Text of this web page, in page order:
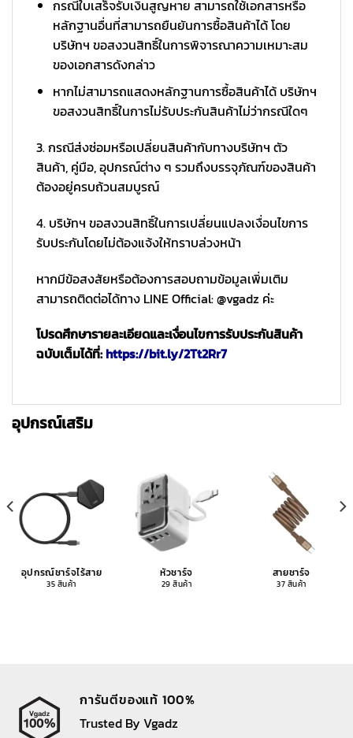
กรณีใบเสร็จรับเงินสูญหาย สามารถใช้เอกสารหรือ
หลักฐานอื่นที่สามารถยืนยันการซื้อสินค้าได้ โดย
บริษัทฯ ขอสงวนสิทธิ์ในการพิจารณาความเหมาะสม
ของเอกสารดังกล่าว
หากไม่สามารถแสดงหลักฐานการซื้อสินค้าได้ บริษัทฯ
ขอสงวนสิทธิ์ในการไม่รับประกันสินค้าไม่ว่ากรณีใดๆ
3. กรณีส่งซ่อมหรือเปลี่ยนสินค้ากับทางบริษัทฯ ตัว
สินค้า, คู่มือ, อุปกรณ์ต่าง ๆ รวมถึงบรรจุภัณฑ์ของสินค้า
ต้องอยู่ครบถ้วนสมบูรณ์
4. บริษัทฯ ขอสงวนสิทธิ์ในการเปลี่ยนแปลงเงื่อนไขการ
รับประกันโดยไม่ต้องแจ้งให้ทราบล่วงหน้า
หากมีข้อสงสัยหรือต้องการสอบถามข้อมูลเพิ่มเติม
สามารถติดต่อได้ทาง LINE Official: @vgadz ค่ะ
โปรดศึกษารายละเอียดและเงื่อนไขการรับประกันสินค้า
ฉบับเต็มได้ที่:https://bit.ly/2Tt2Rr7
อุปกรณ์เสริม
อุปกรณ์ชาร์จไร้สาย
35 สินค้า
หัวชาร์จ
29 สินค้า
สายชาร์จ
37 สินค้า
การันตีของแท้ 100%
Trusted By Vgadz